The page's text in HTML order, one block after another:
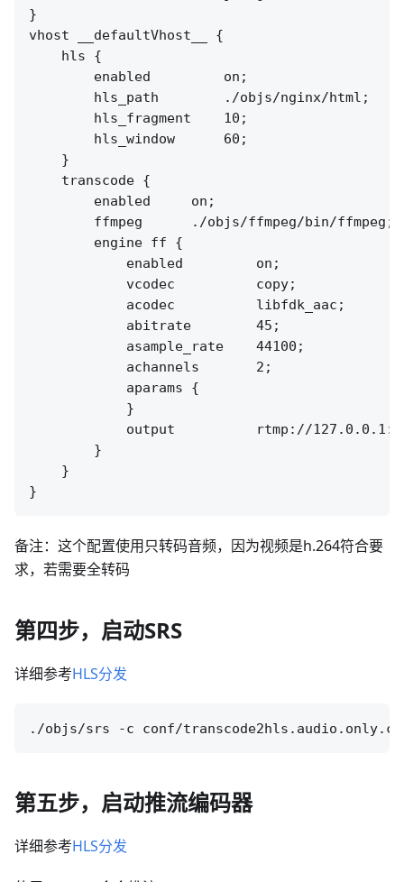
}
vhost __defaultVhost__ {
    hls {
        enabled         on;
        hls_path        ./objs/nginx/html;
        hls_fragment    10;
        hls_window      60;
    }
    transcode {
        enabled     on;
        ffmpeg      ./objs/ffmpeg/bin/ffmpeg;
        engine ff {
            enabled         on;
            vcodec          copy;
            acodec          libfdk_aac;
            abitrate        45;
            asample_rate    44100;
            achannels       2;
            aparams {
            }
output          rtmp://
        }
    }
备注：这个配置使用只转码音频，因为视频是h.264符合要
求，若需要全转码
第四步，启动SRS
详细参考HLS分发
第五步，启动推流编码器
详细参考HLS分发